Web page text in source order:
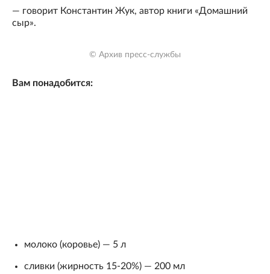
— говорит Константин Жук, автор книги «Домашний
сыр».
© Архив пресс-службы
Вам понадобится:
молоко (коровье) — 5 л
сливки (жирность 15-20%) — 200 мл